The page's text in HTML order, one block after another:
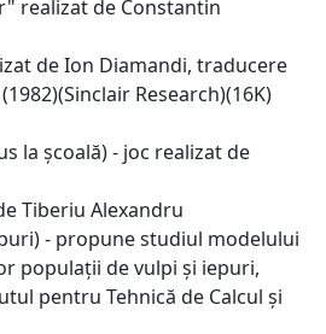
realizat de Constantin
de Ion Diamandi, traducere
Research)(16K)
la școală) - joc realizat de
Tiberiu Alexandru
- propune studiul modelului
populații de vulpi și iepuri,
pentru Tehnică de Calcul și